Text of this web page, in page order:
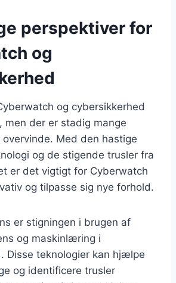
perspektiver for
og
og cybersikkerhed
men der er stadig mange
Med den hastige
og de stigende trusler fra
er det vigtigt for Cyberwatch
og tilpasse sig nye forhold.
er stigningen i brugen af
og maskinlæring i
Disse teknologier kan hjælpe
og identificere trusler